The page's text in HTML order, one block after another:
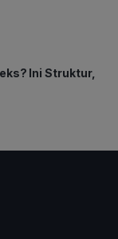
Ini Struktur,